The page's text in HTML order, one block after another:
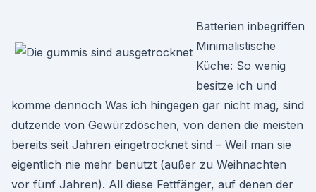
Batterien inbegriffen
Minimalistische
Küche: So wenig
besitze ich und
komme dennoch Was ich hingegen gar nicht mag, sind
dutzende von Gewürzdöschen, von denen die meisten
bereits seit Jahren eingetrocknet sind – Weil man sie
eigentlich nie mehr benutzt (außer zu Weihnachten
vor fünf Jahren). All diese Fettfänger, auf denen der